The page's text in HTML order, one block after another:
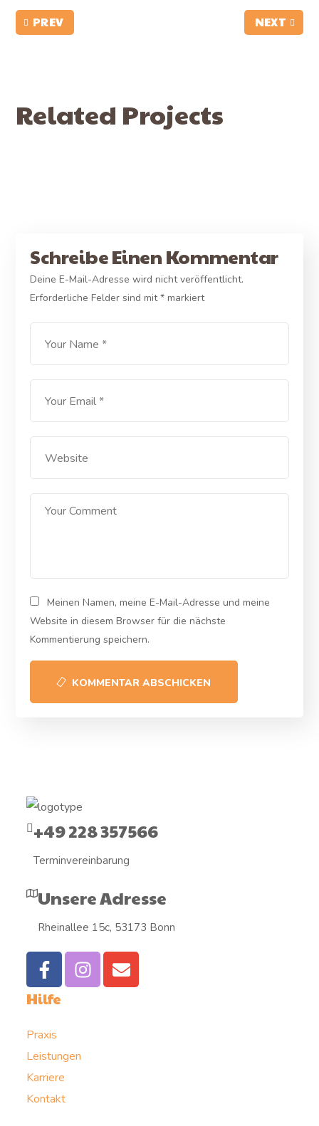
PREV NEXT
Related Projects
Schreibe Einen Kommentar
Deine E-Mail-Adresse wird nicht veröffentlicht.
Erforderliche Felder sind mit* markiert
Meinen Namen, meine E-Mail-Adresse und meine
Website in diesem Browser für die nächste
Kommentierung speichern.
KOMMENTAR ABSCHICKEN
+49 228 357566
Terminvereinbarung
Unsere Adresse
Rheinallee 15c, 53173 Bonn
Hilfe
Praxis
Leistungen
Karriere
Kontakt